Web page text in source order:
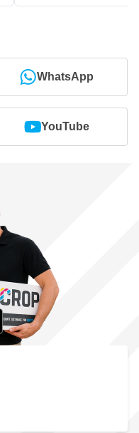
WhatsApp
YouTube